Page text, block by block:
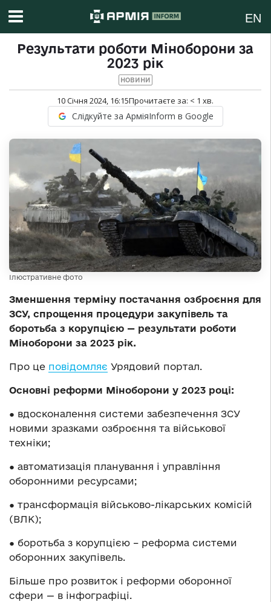
EN
Результати роботи Міноборони за
2023 рік
НОВИНИ
10 Січня 2024, 16:15Прочитаєте за: < 1 хв.
Слідкуйте за АрміяInform в Google
Ілюстративне фото
Зменшення терміну постачання озброєння для
ЗСУ, спрощення процедури закупівель та
боротьба з корупцією — результати роботи
Міноборони за 2023 рік.
Про це повідомляє Урядовий портал.
Основні реформи Міноборони у 2023 році:
● вдосконалення системи забезпечення ЗСУ
новими зразками озброєння та військової
техніки;
● автоматизація планування і управління
оборонними ресурсами;
● трансформація військово-лікарських комісій
(ВЛК);
● боротьба з корупцією – реформа системи
оборонних закупівель.
Більше про розвиток і реформи оборонної
сфери — в інфографіці.